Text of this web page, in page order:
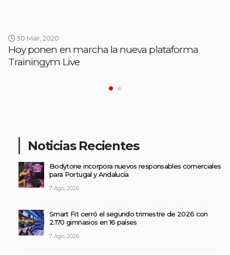
30 Mar, 2020
Hoy ponen en marcha la nueva plataforma
Trainingym Live
Noticias Recientes
Bodytone incorpora nuevos responsables comerciales
para Portugal y Andalucía
7 Ago, 2026
Smart Fit cerró el segundo trimestre de 2026 con
2.170 gimnasios en 16 países
7 Ago, 2026